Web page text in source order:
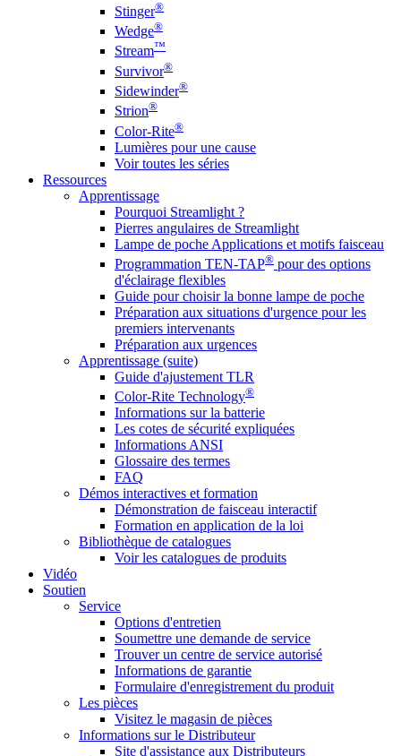
Stinger®
Wedge®
Stream™
Survivor®
Sidewinder®
Strion®
Color-Rite®
Lumières pour une cause
Voir toutes les séries
Ressources
Apprentissage
Pourquoi Streamlight ?
Pierres angulaires de Streamlight
Lampe de poche Applications et motifs faisceau
Programmation TEN-TAP® pour des options
d'éclairage flexibles
Guide pour choisir la bonne lampe de poche
Préparation aux situations d'urgence pour les
premiers intervenants
Préparation aux urgences
Apprentissage (suite)
Guide d'ajustement TLR
Color-Rite Technology®
Informations sur la batterie
Les cotes de sécurité expliquées
Informations ANSI
Glossaire des termes
FAQ
Démos interactives et formation
Démonstration de faisceau interactif
Formation en application de la loi
Bibliothèque de catalogues
Voir les catalogues de produits
Vidéo
Soutien
Service
Options d'entretien
Soumettre une demande de service
Trouver un centre de service autorisé
Informations de garantie
Formulaire d'enregistrement du produit
Les pièces
Visitez le magasin de pièces
Informations sur le Distributeur
Site d'assistance aux Distributeurs